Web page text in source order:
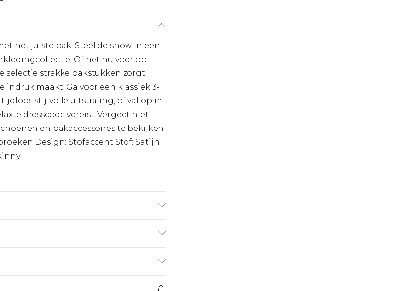
het juiste pak. Steel de show in een
Of het nu voor op
selectie strakke pakstukken zorgt
maakt. Ga voor een klassiek 3-
stijlvolle uitstraling, of val op in
dresscode vereist. Vergeet niet
en pakaccessoires te bekijken
Design: Stofaccent Stof: Satijn
€7.99
€17.99